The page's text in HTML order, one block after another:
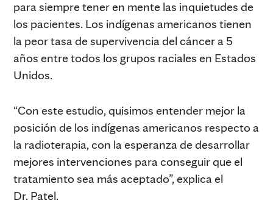
para siempre tener en mente las inquietudes de
los pacientes. Los indígenas americanos tienen
la peor tasa de supervivencia del cáncer a 5
años entre todos los grupos raciales en Estados
Unidos.
“Con este estudio, quisimos entender mejor la
posición de los indígenas americanos respecto a
la radioterapia, con la esperanza de desarrollar
mejores intervenciones para conseguir que el
tratamiento sea más aceptado”, explica el
Dr. Patel.